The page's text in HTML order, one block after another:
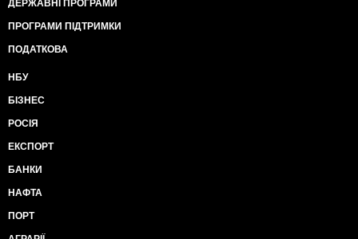
ДЕРЖАВНІ ПРОГРАМИ
ПРОГРАМИ ПІДТРИМКИ
ПОДАТКОВА
НБУ
БІЗНЕС
РОСІЯ
ЕКСПОРТ
БАНКИ
НАФТА
ПОРТ